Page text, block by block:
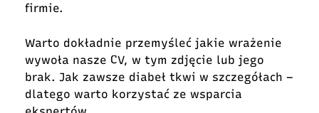
firmie.
Warto dokładnie przemyśleć jakie wrażenie
wywoła nasze CV, w tym zdjęcie lub jego
brak. Jak zawsze diabeł tkwi w szczegółach –
dlatego warto korzystać ze wsparcia